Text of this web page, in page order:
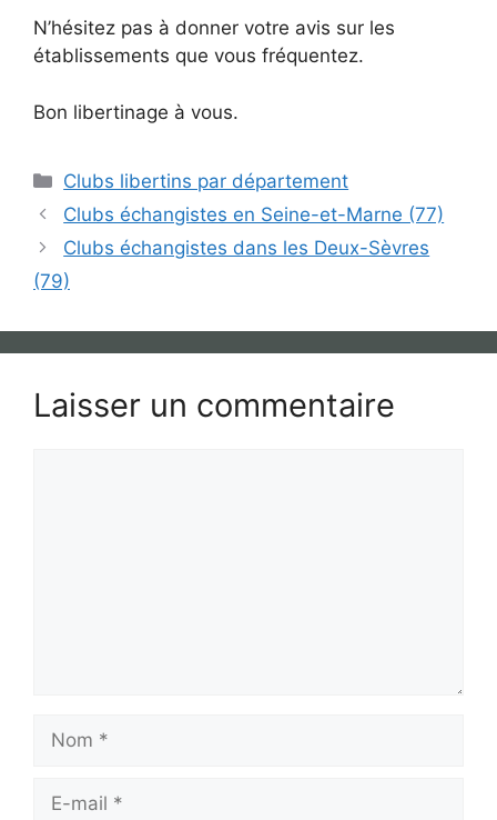
N’hésitez pas à donner votre avis sur les
établissements que vous fréquentez.
Bon libertinage à vous.
Catégories
Clubs libertins par département
Clubs échangistes en Seine-et-Marne (77)
Clubs échangistes dans les Deux-Sèvres
(79)
Laisser un commentaire